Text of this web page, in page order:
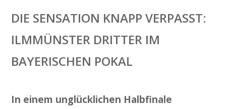
DIE SENSATION KNAPP VERPASST:
ILMMÜNSTER DRITTER IM
BAYERISCHEN POKAL
​In einem unglücklichen Halbfinale